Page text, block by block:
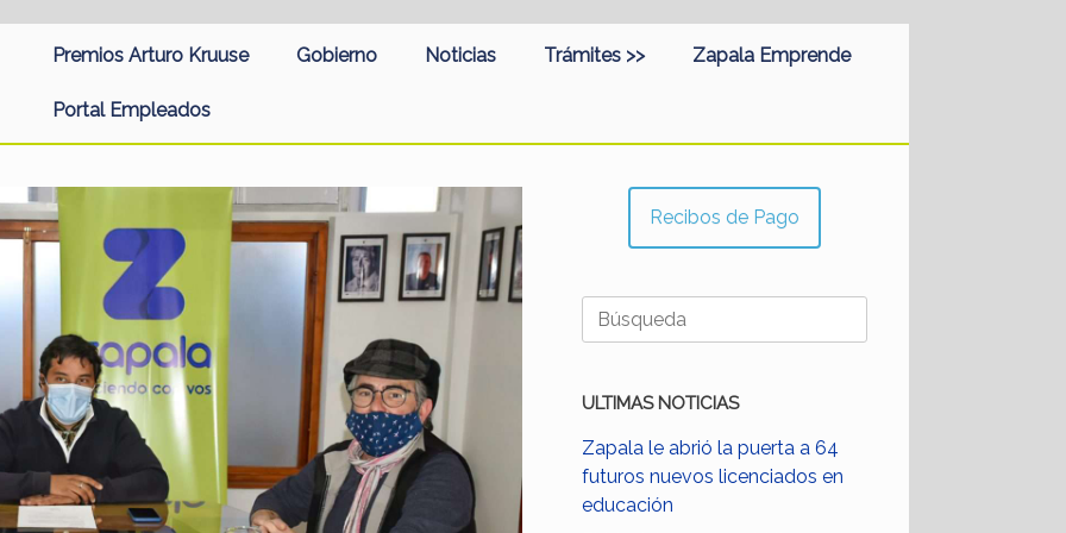
Premios Arturo Kruuse Gobierno Noticias Trámites >> Zapala Emprende
Portal Empleados
Recibos de Pago
Buscar:
ULTIMAS NOTICIAS
Zapala le abrió la puerta a 64
futuros nuevos licenciados en
educación